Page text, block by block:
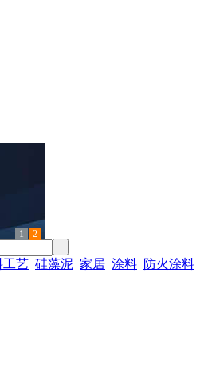
1 2
工艺 硅藻泥 家居 涂料 防火涂料